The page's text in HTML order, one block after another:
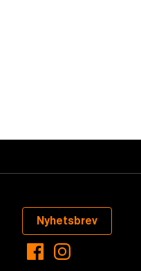
Nyhetsbrev